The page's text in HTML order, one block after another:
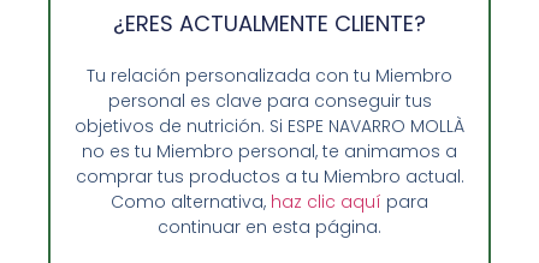
¿ERES ACTUALMENTE CLIENTE?
Tu relación personalizada con tu Miembro
personal es clave para conseguir tus
objetivos de nutrición. Si ESPE NAVARRO MOLLÀ
no es tu Miembro personal, te animamos a
comprar tus productos a tu Miembro actual.
Como alternativa, haz clic aquí para
continuar en esta página.